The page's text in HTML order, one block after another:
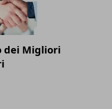
dei Migliori